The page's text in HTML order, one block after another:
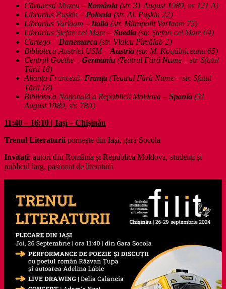
Cărturești Muzeu – România (str. 31 August 1989, nr 121 A)
Librarius Pușkin – Polonia (str. Al. Pușkin 22)
Librarius Varlaam – Italia (str. Mitropolit Varlaam 75)
Librarius Ștefan cel Mare – Suedia (str. Ștefan cel Mare 64)
Cartego – Danemarca (str. Vlaicu Pîrcălab 2)
Biblioteca Austriei USM – Austria (str. M. Kogălniceanu 65)
Centrul Goethe – Germania (Teatrul Fără Nume – str. Sfatul
Țării 18)
Alianța Franceză- Franța (Teatrul Fără Nume – str. Sfatul
Țării 18)
Biblioteca Națională a Republicii Moldova – Spania (31
August 1989, str. 78A)
11:40 – 16:10 | Iași – Chișinău
Trenul Literaturii pornește din Iași, gara Socola
Invitați: autori din România și Republica Moldova, studenți și
publicul larg, pasionat de literatură